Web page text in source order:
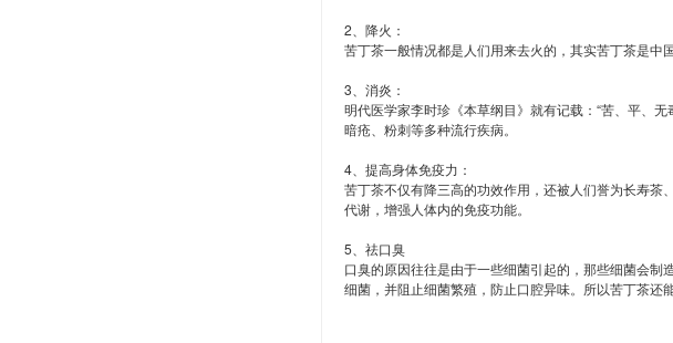
2、降火：
苦丁茶一般情况都是人们用来去火的，其实苦丁茶是中
3、消炎：
明代医学家李时珍《本草纲目》就有记载：“苦、平、
暗疮、粉刺等多种流行疾病。
4、提高身体免疫力：
苦丁茶不仅有降三高的功效作用，还被人们誉为长寿
代谢，增强人体内的免疫功能。
5、祛口臭
口臭的原因往往是由于一些细菌引起的，那些细菌会
细菌，并阻止细菌繁殖，防止口腔异味。所以苦丁茶还